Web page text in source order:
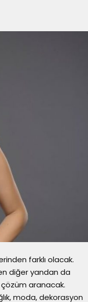
farklı olacak.
diğer yandan da
aranacak.
moda, dekorasyon